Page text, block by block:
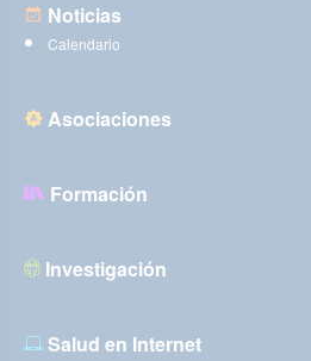
Noticias
Calendario
Asociaciones
Formación
Investigación
Salud en Internet